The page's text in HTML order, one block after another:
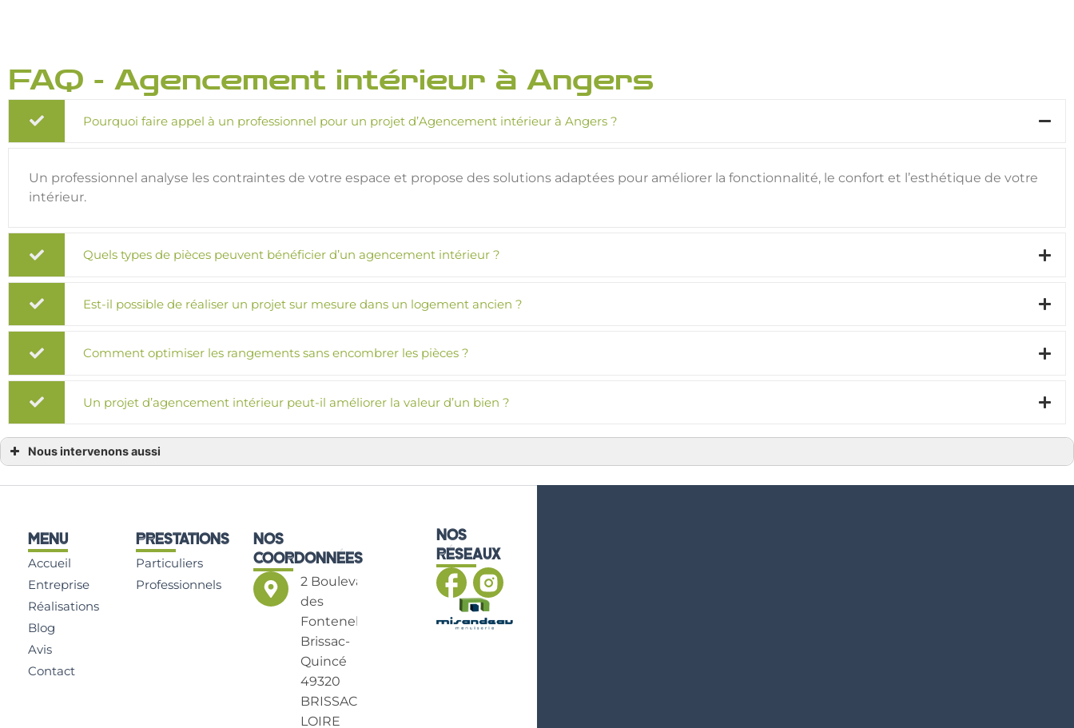
FAQ - Agencement intérieur à Angers
Pourquoi faire appel à un professionnel pour un projet d’Agencement intérieur à Angers ?
Un professionnel analyse les contraintes de votre espace et propose des solutions adaptées pour améliorer la fonctionnalité, le confort et l’esthétique de votre
intérieur.
Quels types de pièces peuvent bénéficier d’un agencement intérieur ?
Est-il possible de réaliser un projet sur mesure dans un logement ancien ?
Comment optimiser les rangements sans encombrer les pièces ?
Un projet d’agencement intérieur peut-il améliorer la valeur d’un bien ?
Nous intervenons aussi
Agencement intérieur à Mauges-sur-Loire
Agencement intérieur à Chemillé-en-Anjou
Agencement intérieur à Saint-Georges-sur-Loire
Agencement intérieur à Rochefort-sur-Loire
Agencement intérieur à Cholet
Agencement intérieur à Brissac-Quincé
Agencement intérieur à Mûrs-Erigné
Agencement intérieur à Doué-en-Anjou
Agencement intérieur à Montreuil-Bellay
Agencement intérieur à Beaufort-en-Anjou
MENU
Accueil
Entreprise
Réalisations
Blog
Avis
Contact
PRESTATIONS
Particuliers
Professionnels
NOS
COORDONNÉES
2 Boulevard
des
Fontenelles
Brissac-
Quincé
49320
BRISSAC
LOIRE
NOS
RÉSEAUX